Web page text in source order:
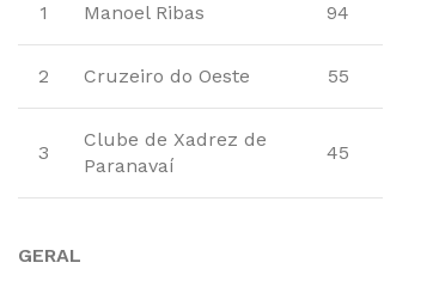
1 Manoel Ribas 94
2 Cruzeiro do Oeste 55
3
Clube de Xadrez de
Paranavaí
45
GERAL